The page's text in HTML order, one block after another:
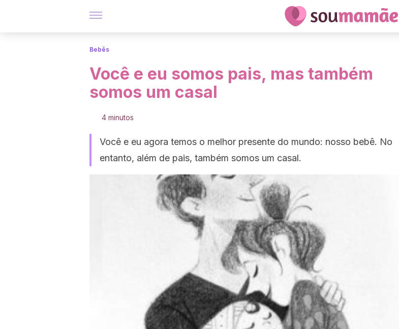
Bebês
Você e eu somos pais, mas também
somos um casal
4 minutos
Você e eu agora temos o melhor presente do mundo: nosso bebê. No
entanto, além de pais, também somos um casal.